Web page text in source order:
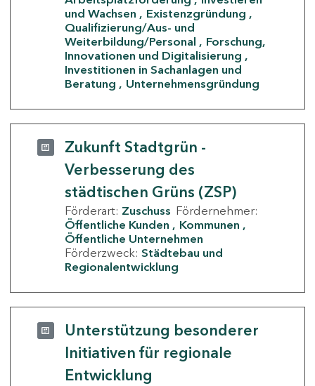
und Wachsen
Existenzgründung
Qualifizierung/Aus- und
Weiterbildung/Personal
Forschung,
Innovationen und Digitalisierung
Investitionen in Sachanlagen und
Beratung
Unternehmensgründung
Zukunft Stadtgrün -
Verbesserung des
städtischen Grüns (ZSP)
Förderart: Zuschuss Fördernehmer:
Öffentliche Kunden
Kommunen
Öffentliche Unternehmen
Förderzweck: Städtebau und
Regionalentwicklung
Unterstützung besonderer
Initiativen für regionale
Entwicklung